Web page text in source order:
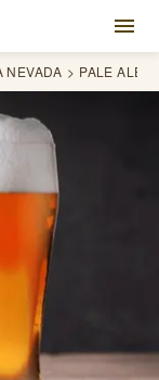
NEVADA PALE ALE